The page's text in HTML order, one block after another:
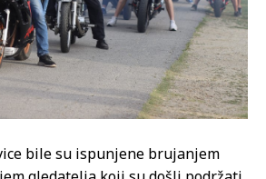
bile su ispunjene brujanjem